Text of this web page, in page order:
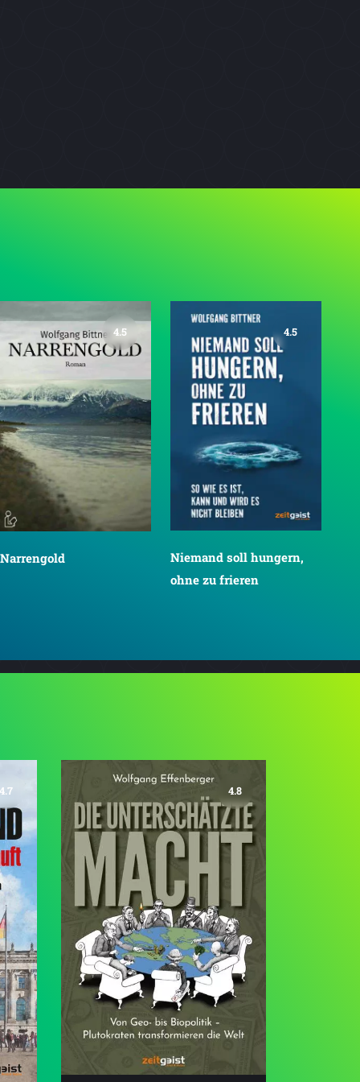
4.5
Narrengold
4.5
Niemand soll hungern,
ohne zu frieren
4.7 4.8